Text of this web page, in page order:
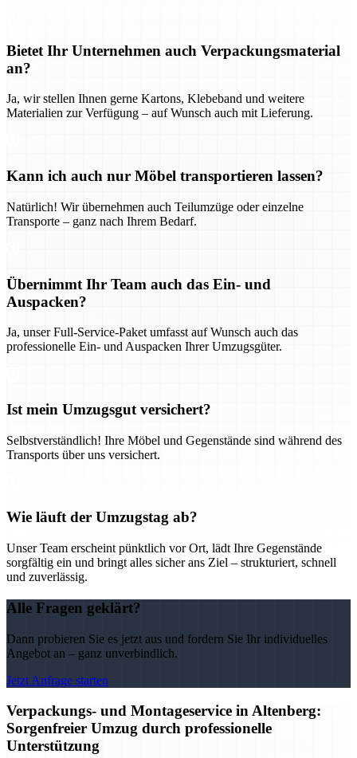
Bietet Ihr Unternehmen auch Verpackungsmaterial
an?
Ja, wir stellen Ihnen gerne Kartons, Klebeband und weitere
Materialien zur Verfügung – auf Wunsch auch mit Lieferung.
Kann ich auch nur Möbel transportieren lassen?
Natürlich! Wir übernehmen auch Teilumzüge oder einzelne
Transporte – ganz nach Ihrem Bedarf.
Übernimmt Ihr Team auch das Ein- und
Auspacken?
Ja, unser Full-Service-Paket umfasst auf Wunsch auch das
professionelle Ein- und Auspacken Ihrer Umzugsgüter.
Ist mein Umzugsgut versichert?
Selbstverständlich! Ihre Möbel und Gegenstände sind während des
Transports über uns versichert.
Wie läuft der Umzugstag ab?
Unser Team erscheint pünktlich vor Ort, lädt Ihre Gegenstände
sorgfältig ein und bringt alles sicher ans Ziel – strukturiert, schnell
und zuverlässig.
Alle Fragen geklärt?
Dann probieren Sie es jetzt aus und fordern Sie Ihr individuelles
Angebot an – ganz unverbindlich.
Jetzt Anfrage starten
Verpackungs- und Montageservice in Altenberg:
Sorgenfreier Umzug durch professionelle
Unterstützung